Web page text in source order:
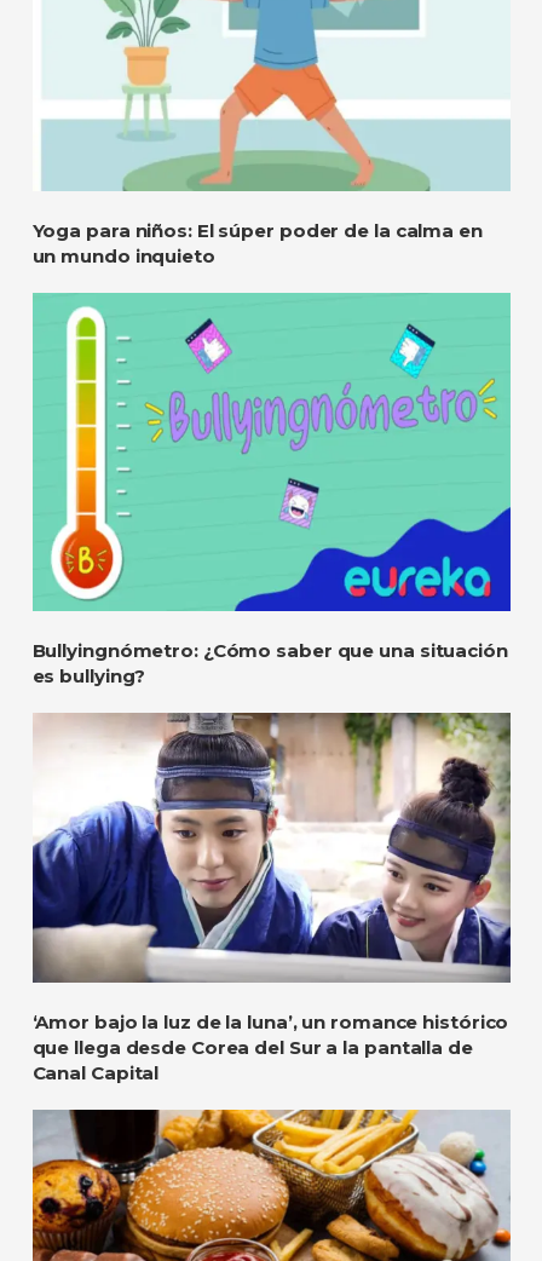
Yoga para niños: El súper poder de la calma en
un mundo inquieto
Bullyingnómetro: ¿Cómo saber que una situación
es bullying?
‘Amor bajo la luz de la luna’, un romance histórico
que llega desde Corea del Sur a la pantalla de
Canal Capital